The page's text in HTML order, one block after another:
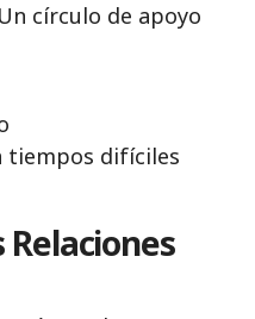
círculo de apoyo
tiempos difíciles